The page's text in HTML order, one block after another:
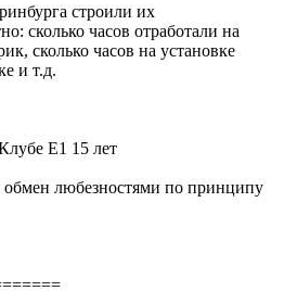
строили их
сколько часов отработали на
сколько часов на установке
и т.д.
обмен любезностями по принципу